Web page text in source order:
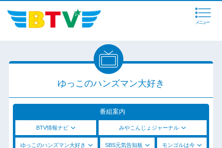
メニュー
ゆっこのハンズマン大好き
番組案内
BTV情報ナビ みやこんじょジャーナル
ゆっこのハンズマン大好き SBS元気告知板 モンゴルは今